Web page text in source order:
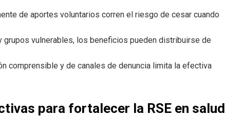
de aportes voluntarios corren el riesgo de cesar cuando
grupos vulnerables, los beneficios pueden distribuirse de
comprensible y de canales de denuncia limita la efectiva
para fortalecer la RSE en salud